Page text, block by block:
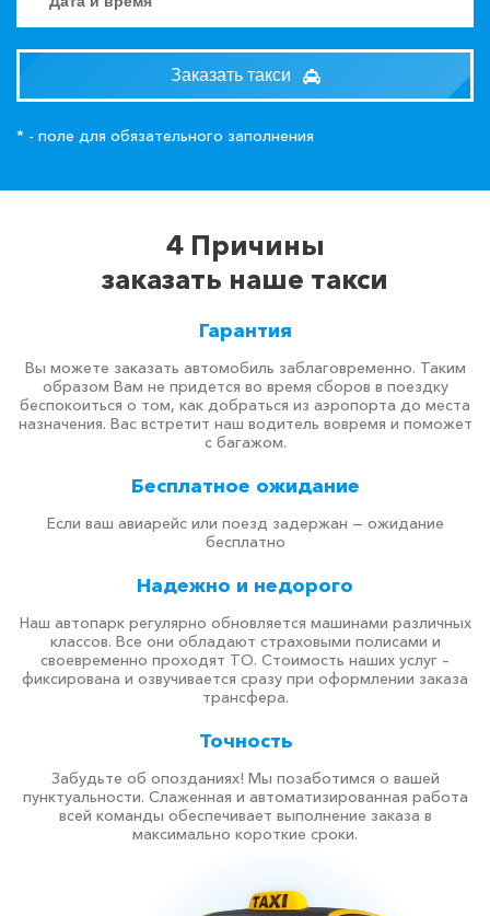
Заказать такси
* - поле для обязательного заполнения
4 Причины
заказать наше такси
Гарантия
Вы можете заказать автомобиль заблаговременно. Таким
образом Вам не придется во время сборов в поездку
беспокоиться о том, как добраться из аэропорта до места
назначения. Вас встретит наш водитель вовремя и поможет
с багажом.
Бесплатное ожидание
Если ваш авиарейс или поезд задержан — ожидание
бесплатно
Надежно и недорого
Наш автопарк регулярно обновляется машинами различных
классов. Все они обладают страховыми полисами и
своевременно проходят ТО. Стоимость наших услуг –
фиксирована и озвучивается сразу при оформлении заказа
трансфера.
Точность
Забудьте об опозданиях! Мы позаботимся о вашей
пунктуальности. Слаженная и автоматизированная работа
всей команды обеспечивает выполнение заказа в
максимально короткие сроки.